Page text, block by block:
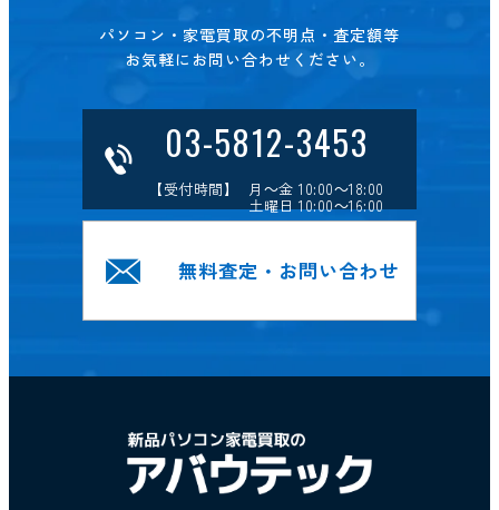
パソコン・家電買取の不明点・査定額等
お気軽にお問い合わせください。
03-5812-3453
【受付時間】 月～金 10:00～18:00
土曜日 10:00～16:00
無料査定・お問い合わせ